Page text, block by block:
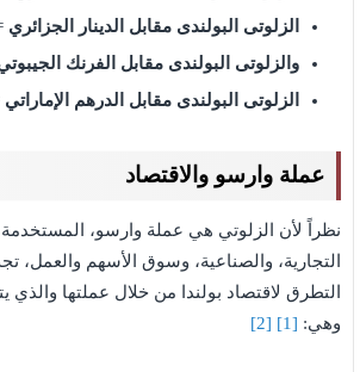
الزلوتى البولندى مقابل الدينار الجزائري =
والزلوتى البولندى مقابل الفرنك
الزلوتى البولندى مقابل الدرهم الإماراتي
عملة وارسو والاقتصاد
نظراً لأن الزلوتي هي عملة وارسو، المستخدمة
التجارية، والصناعية، وسوق الأسهم والعمل،
التطرق لاقتصاد بولندا من خلال عملتها والذي
وهي: [1]
[2]